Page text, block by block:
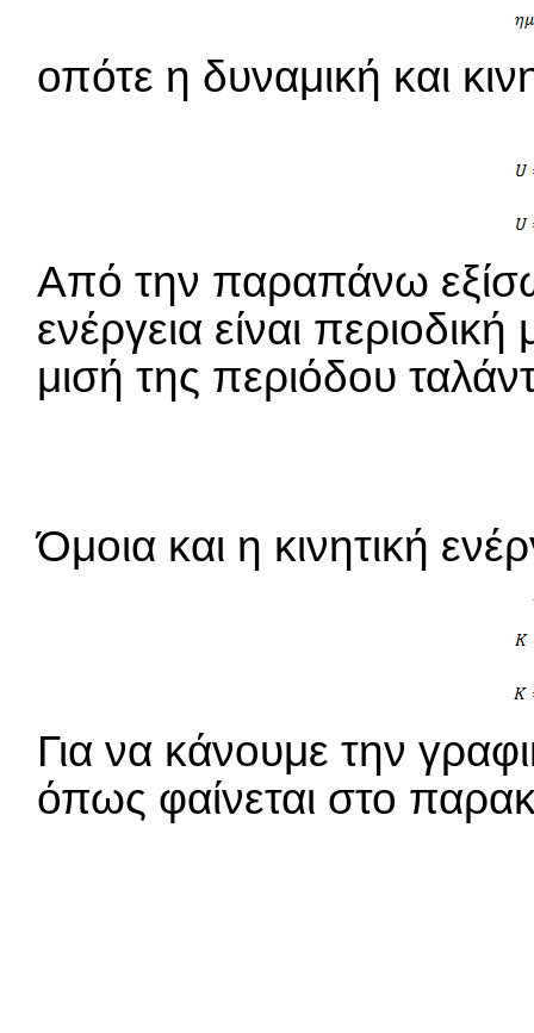
οπότε η δυναμική και
Από την παραπάνω
ενέργεια είναι
μισή της περιόδου
Όμοια και η κινητική
Για να κάνουμε την
όπως φαίνεται στο